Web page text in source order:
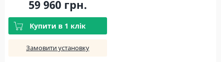
59 960 грн.
Купити в 1 клік
Замовити установку